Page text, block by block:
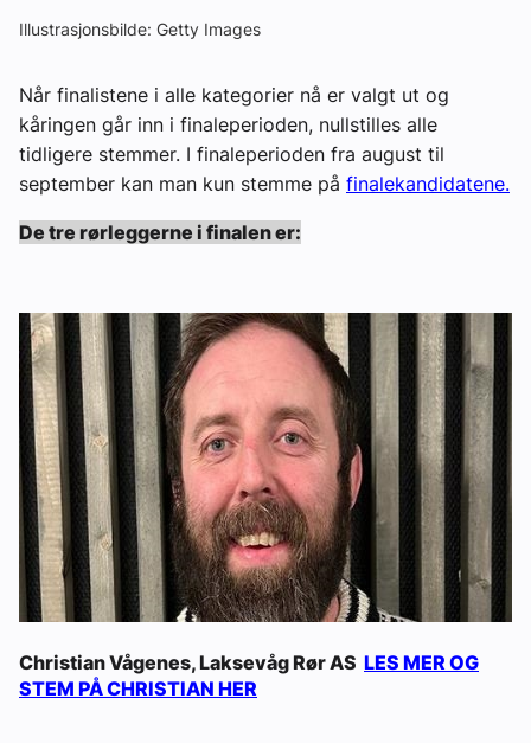
Annonsere i VVS Aktuelt
Tips oss
eBlad
Illustrasjonsbilde: Getty Images
Når finalistene i alle kategorier nå er valgt ut og
kåringen går inn i finaleperioden, nullstilles alle
tidligere stemmer. I finaleperioden fra august til
september kan man kun stemme på finalekandidatene.
De tre rørleggerne i finalen er:
Christian Vågenes, Laksevåg Rør AS LES MER OG
STEM PÅ CHRISTIAN HER